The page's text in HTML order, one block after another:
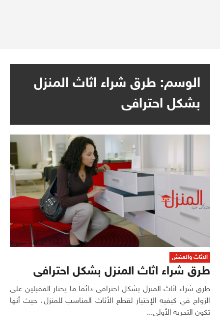
الوسم: طرق شراء اثاث المنزل
بشكل احترافى
الاثاث والعفش
طرق شراء اثاث المنزل بشكل احترافى
طرق شراء اثاث المنزل بشكل احترافى دائما ما يحتار المقبلين على
الزواج في كيفيه الإختيار لقطع الأثاث المناسب للمنزل، حيث أنها
تكون التجربة الأولى...